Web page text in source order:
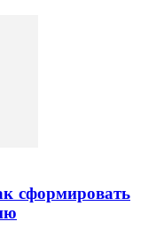
сформировать